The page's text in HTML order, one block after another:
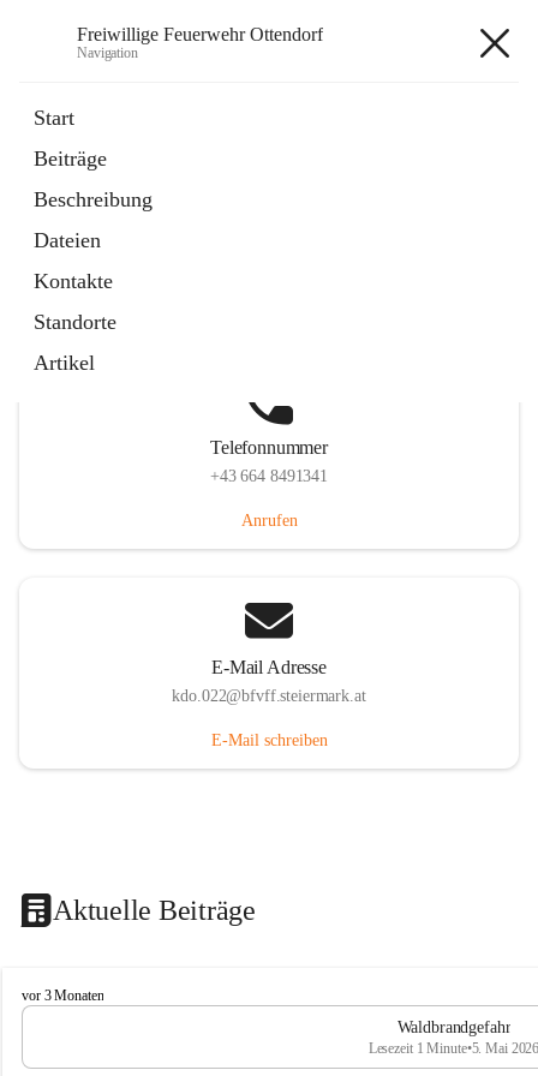
Freiwillige Feuerwehr Ottendorf
Navigation
Start
Beiträge
Beschreibung
Dateien
Kontakte
Standorte
Artikel
Telefonnummer
+43 664 8491341
Anrufen
E-Mail Adresse
kdo.022@bfvff.steiermark.at
E-Mail schreiben
Aktuelle Beiträge
F
r
i
vor 3 Monaten
Waldbrandgefahr
Lesezeit 1 Minute•5. Mai